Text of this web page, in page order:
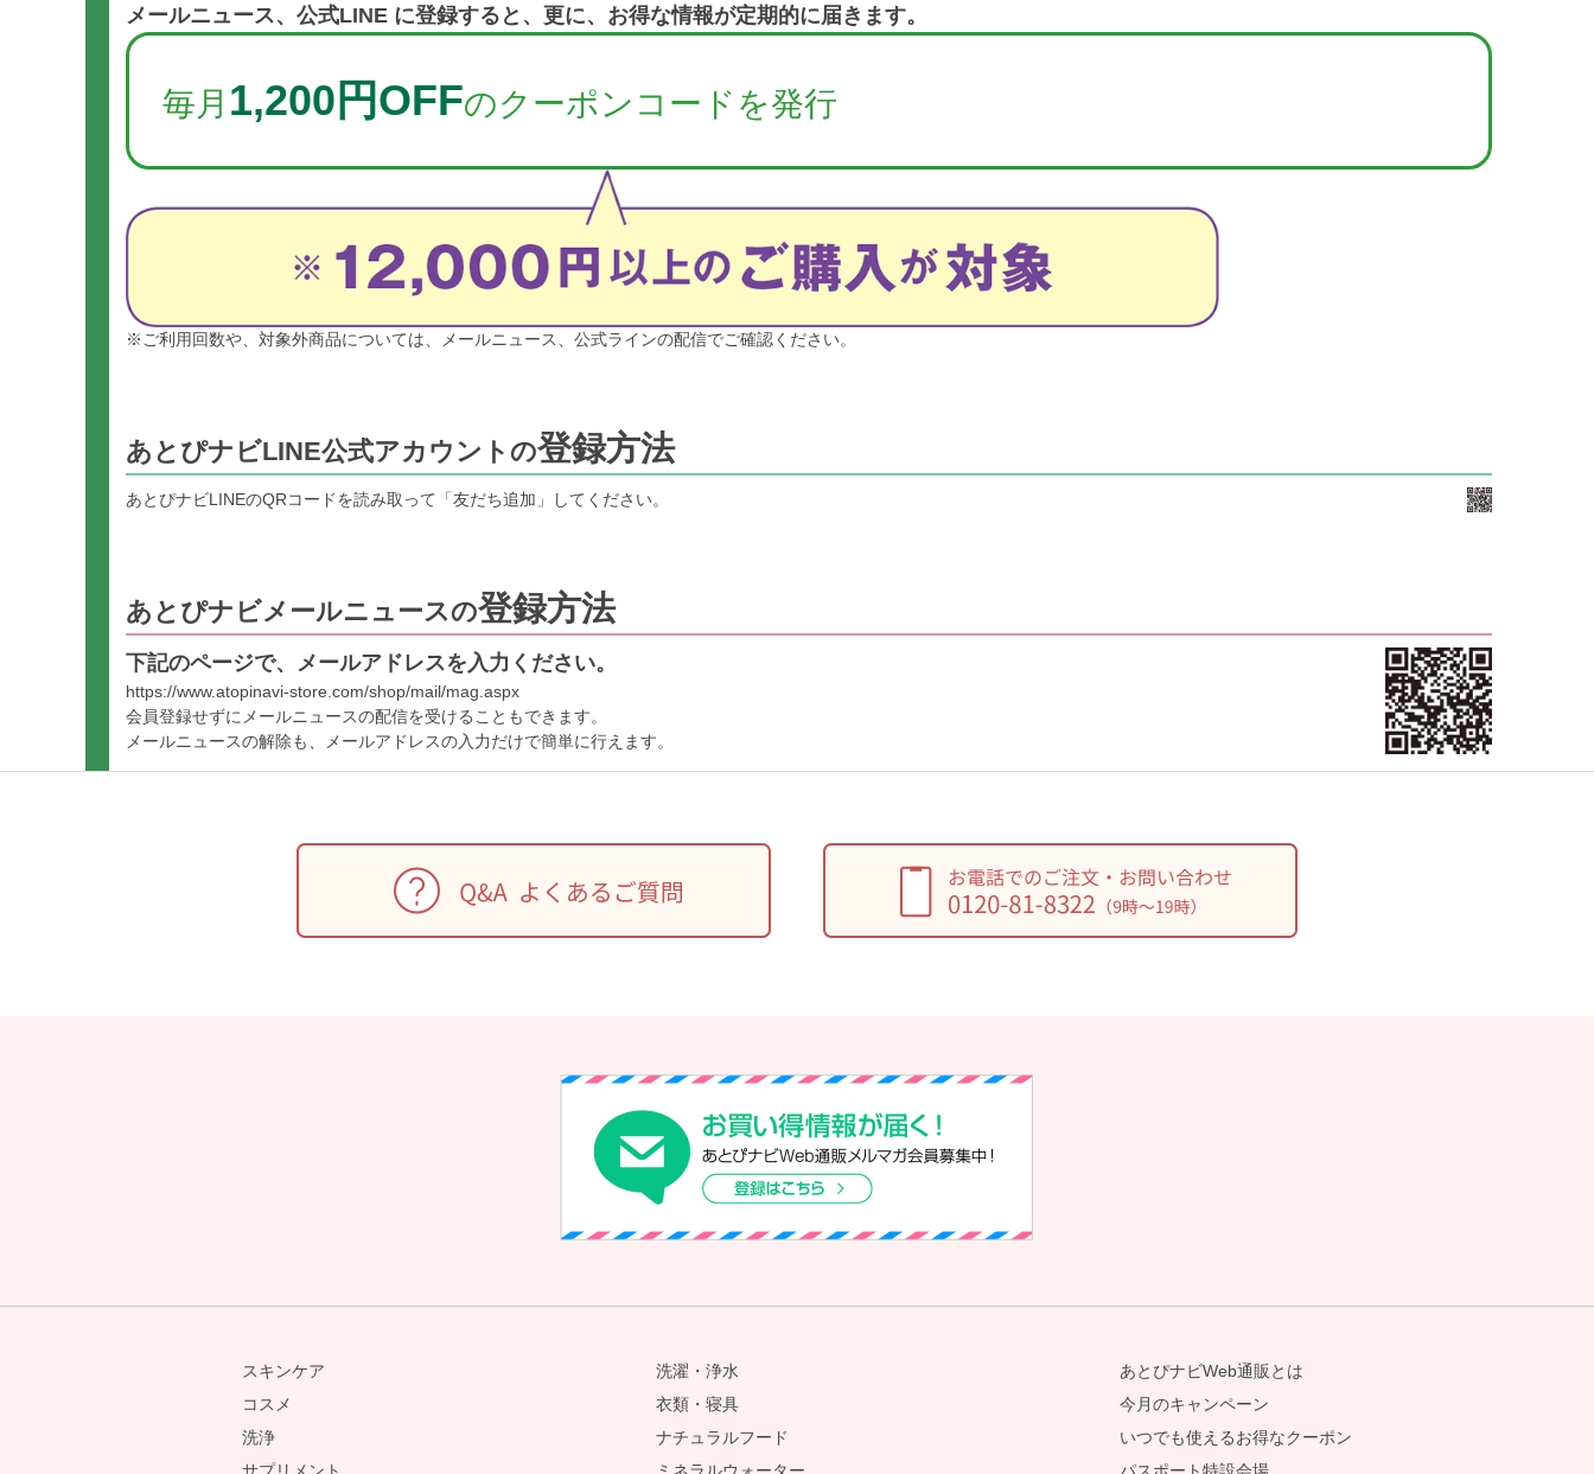
メールニュース、公式LINE に登録すると、更に、お得な情報が定期的に届きます。
毎月 1,200円OFFのクーポンコードを発行
※ご利用回数や、対象外商品については、メールニュース、公式ラインの配信でご確認ください。
あとぴナビLINE公式アカウントの登録方法
あとぴナビLINEのQRコードを読み取って「友だち追加」してください。
あとぴナビメールニュースの登録方法
下記のページで、メールアドレスを入力ください。
https://www.atopinavi-store.com/shop/mail/mag.aspx
会員登録せずにメールニュースの配信を受けることもできます。
メールニュースの解除も、メールアドレスの入力だけで簡単に行えます。
スキンケア
コスメ
洗浄
サプリメント
洗濯・浄水
衣類・寝具
ナチュラルフード
ミネラルウォーター
あとぴナビWeb通販とは
今月のキャンペーン
いつでも使えるお得なクーポン
パスポート特設会場